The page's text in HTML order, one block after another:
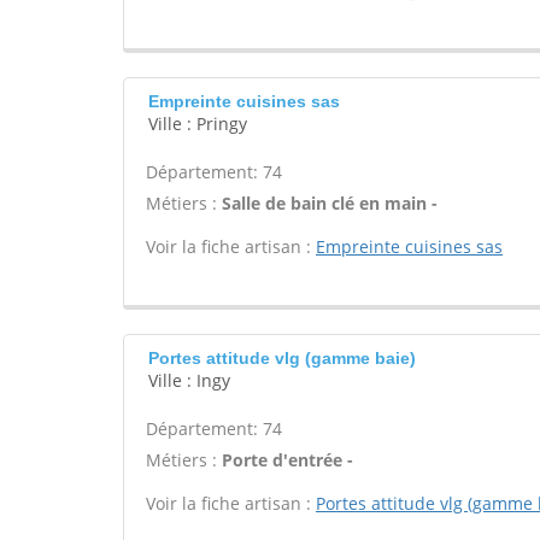
Empreinte cuisines sas
Ville : Pringy
Département: 74
Métiers : Salle de bain clé en main -
Voir la fiche artisan : Empreinte cuisines sas
Portes attitude vlg (gamme baie)
Ville : Ingy
Département: 74
Métiers : Porte d'entrée -
Voir la fiche artisan : Portes attitude vlg (gamme